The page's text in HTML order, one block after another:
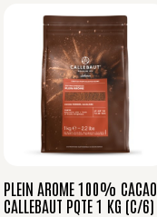
PLEIN AROME 100% CACAO
CALLEBAUT PQTE 1 KG (C/6)